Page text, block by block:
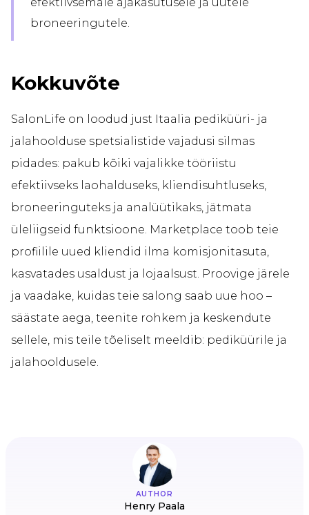
efektiivsemale ajakasutusele ja uutele
broneeringutele.
Kokkuvõte
SalonLife on loodud just Itaalia pediküüri- ja
jalahoolduse spetsialistide vajadusi silmas
pidades: pakub kõiki vajalikke tööriistu
efektiivseks laohalduseks, kliendisuhtluseks,
broneeringuteks ja analüütikaks, jätmata
üleliigseid funktsioone. Marketplace toob teie
profiilile uued kliendid ilma komisjonitasuta,
kasvatades usaldust ja lojaalsust. Proovige järele
ja vaadake, kuidas teie salong saab uue hoo –
säästate aega, teenite rohkem ja keskendute
sellele, mis teile tõeliselt meeldib: pediküürile ja
jalahooldusele.
AUTHOR
Henry Paala